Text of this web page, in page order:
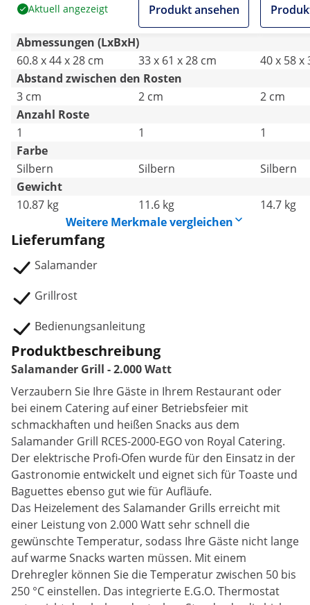
Aktuell angezeigt Produkt ansehen
Abmessungen (LxBxH)
60.8 x 44 x 28 cm
33 x 61 x 28 cm
40 x 58 x
Abstand zwischen den Rosten
3 cm
2 cm
2 cm
Anzahl Roste
1
1
1
Farbe
Silbern
Silbern
Silbern
Gewicht
10.87 kg
11.6 kg
14.7 kg
Weitere Merkmale vergleichen
Lieferumfang
Salamander
Grillrost
Bedienungsanleitung
Produktbeschreibung
Salamander Grill - 2.000 Watt
Verzaubern Sie Ihre Gäste in Ihrem Restaurant oder
bei einem Catering auf einer Betriebsfeier mit
schmackhaften und heißen Snacks aus dem
Salamander Grill RCES-2000-EGO von Royal Catering.
Der elektrische Profi-Ofen wurde für den Einsatz in der
Gastronomie entwickelt und eignet sich für Toaste und
Baguettes ebenso gut wie für Aufläufe.
Das Heizelement des Salamander Grills erreicht mit
einer Leistung von 2.000 Watt sehr schnell die
gewünschte Temperatur, sodass Ihre Gäste nicht lange
auf warme Snacks warten müssen. Mit einem
Drehregler können Sie die Temperatur zwischen 50 bis
250 °C einstellen. Das integrierte E.G.O. Thermostat